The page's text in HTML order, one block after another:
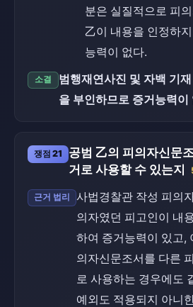
분은 실질적으로 피
乙이 내용을 인정하
능력이 없다.
소결
범행재연사진 및 자백 기
을 부인하므로 증거능력이
쟁점 21
공범 乙의 피의자신문
거로 사용할 수 있는지
근거 법리
사법경찰관 작성 피의
의자였던 피고인이 내
하여 증거능력이 있고,
의자신문조서를 다른
로 사용하는 경우에도
예외도 적용되지 아니